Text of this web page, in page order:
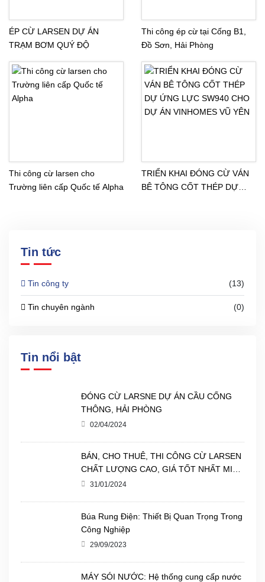
ÉP CỪ LARSEN DỰ ÁN
TRẠM BƠM QUÝ ĐỘ
Thi công ép cừ tại Cống B1,
Đồ Sơn, Hải Phòng
Thi công cừ larsen cho
Trường liên cấp Quốc tế Alpha
TRIỂN KHAI ĐÓNG CỪ VÁN
BÊ TÔNG CỐT THÉP DỰ
Tin tức
Tin công ty (13)
Tin chuyên ngành (0)
Tin nổi bật
ĐÓNG CỪ LARSNE DỰ ÁN CẦU CỐNG
THÔNG, HẢI PHÒNG
02/04/2024
BÁN, CHO THUÊ, THI CÔNG CỪ LARSEN
CHẤT LƯỢNG CAO, GIÁ TỐT NHẤT MIỀN
BẮC.31/01/2024
Búa Rung Điện: Thiết Bị Quan Trọng Trong
Công Nghiệp
29/09/2023
MÁY SÓI NƯỚC: Hệ thống cung cấp nước